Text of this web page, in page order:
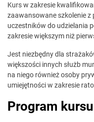
Kurs w zakresie
zaawansowane szkolenie
uczestników do udzielania
zakresie większym niż
Jest niezbędny dla
większości innych służb
na niego również osoby
umiejętności w zakresie
Program